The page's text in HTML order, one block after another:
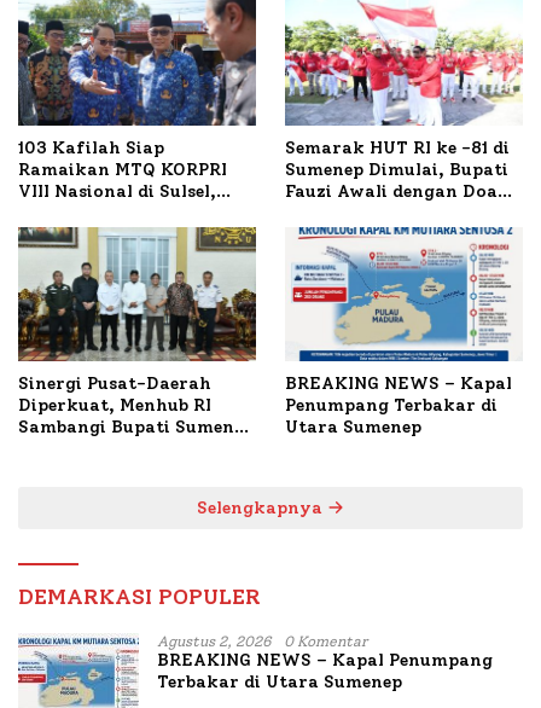
103 Kafilah Siap
Ramaikan MTQ KORPRI
VIII Nasional di Sulsel,
Semarak HUT RI ke -81 di
Sumenep Dimulai, Bupati
Fauzi Awali dengan Doa
Terbakar
Sinergi Pusat-Daerah
Diperkuat, Menhub RI
Sambangi Bupati Sumenep
BREAKING NEWS – Kapal
Penumpang Terbakar di
Utara Sumenep
Selengkapnya
DEMARKASI POPULER
Agustus 2, 2026 0 Komentar
BREAKING NEWS – Kapal Penumpang
Terbakar di Utara Sumenep